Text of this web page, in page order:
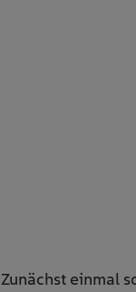
Zunächst einmal